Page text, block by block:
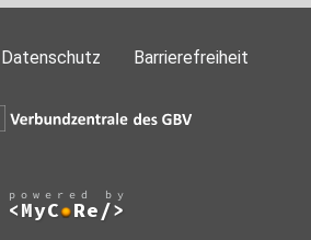
Datenschutz Barrierefreiheit